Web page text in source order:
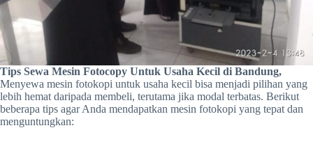
Tips Sewa Mesin Fotocopy Untuk Usaha Kecil di Bandung,
Menyewa mesin fotokopi untuk usaha kecil bisa menjadi pilihan yang
lebih hemat daripada membeli, terutama jika modal terbatas. Berikut
beberapa tips agar Anda mendapatkan mesin fotokopi yang tepat dan
menguntungkan: